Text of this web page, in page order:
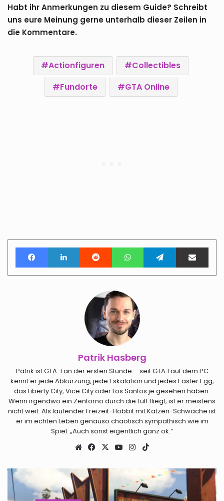
Habt ihr Anmerkungen zu diesem Guide? Schreibt
uns eure Meinung gerne unterhalb dieser Zeilen in
die Kommentare.
Actionfiguren
Collectibles
Fundorte
GTA Online
FacebookLinkedIn Reddit WhatsAppTelegramTeile per E-Mail
Patrik Hasberg
Patrik ist GTA-Fan der ersten Stunde – seit GTA 1 auf dem PC
kennt er jede Abkürzung, jede Eskalation und jedes Easter Egg,
das Liberty City, Vice City oder Los Santos je gesehen haben.
Wenn irgendwo ein Zentorno durch die Luft fliegt, ist er meistens
nicht weit. Als laufender Freizeit-Hobbit mit Katzen-Schwäche ist
er im echten Leben genauso chaotisch sympathisch wie im
Spiel. „Auch sonst eigentlich ganz ok.“
Webseite
Facebook
X YouTubeInstagram